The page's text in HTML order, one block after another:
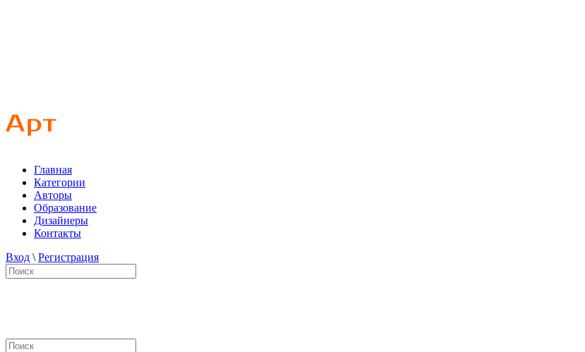
Главная
Категории
Авторы
Образование
Дизайнеры
Контакты
Вход \ Регистрация